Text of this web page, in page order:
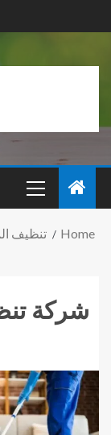
Home تنظيف
شركة